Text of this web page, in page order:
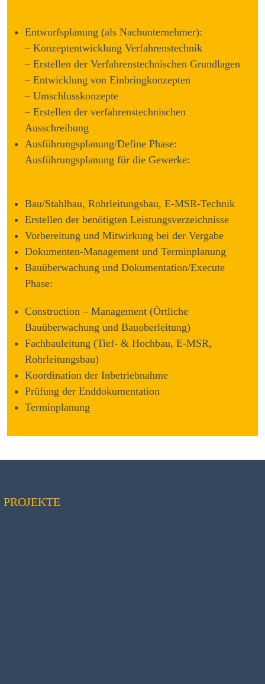
Entwurfsplanung (als Nachunternehmer):
– Konzeptentwicklung Verfahrenstechnik
– Erstellen der Verfahrenstechnischen Grundlagen
– Entwicklung von Einbringkonzepten
– Umschlusskonzepte
– Erstellen der verfahrenstechnischen
Ausschreibung
Ausführungsplanung/Define Phase:
Ausführungsplanung für die Gewerke:
Bau/Stahlbau, Rohrleitungsbau, E-MSR-Technik
Erstellen der benötigten Leistungsverzeichnisse
Vorbereitung und Mitwirkung bei der Vergabe
Dokumenten-Management und Terminplanung
Bauüberwachung und Dokumentation/Execute
Phase:
Construction – Management (Örtliche
Bauüberwachung und Bauoberleitung)
Fachbauleitung (Tief- & Hochbau, E-MSR,
Rohrleitungsbau)
Koordination der Inbetriebnahme
Prüfung der Enddokumentation
Terminplanung
PROJEKTE